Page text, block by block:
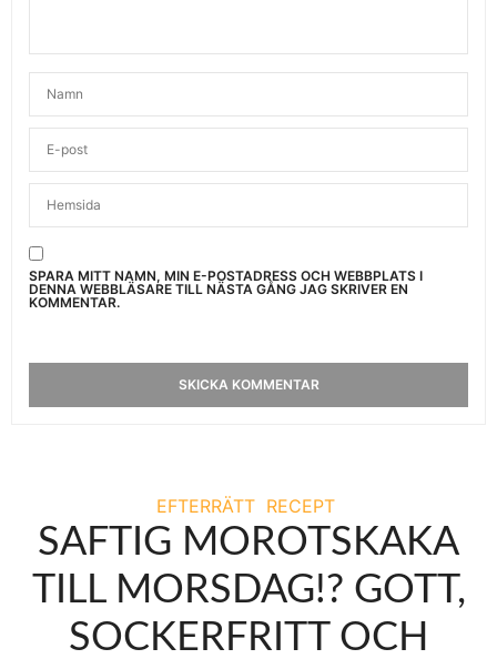
SPARA MITT NAMN, MIN E-POSTADRESS OCH WEBBPLATS I
DENNA WEBBLÄSARE TILL NÄSTA GÅNG JAG SKRIVER EN
KOMMENTAR.
EFTERRÄTT RECEPT
SAFTIG MOROTSKAKA
TILL MORSDAG!? GOTT,
SOCKERFRITT OCH